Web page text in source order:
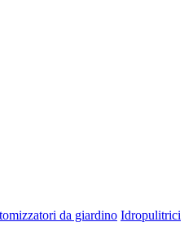
da giardino Idropulitrici